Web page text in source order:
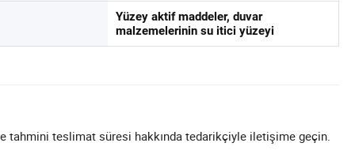
Yüzey aktif maddeler, duvar
malzemelerinin su itici yüzeyi
tahmini teslimat süresi hakkında tedarikçiyle iletişime geçin.